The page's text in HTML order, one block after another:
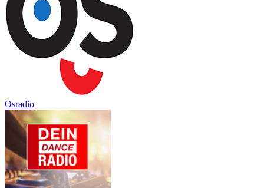
Osradio